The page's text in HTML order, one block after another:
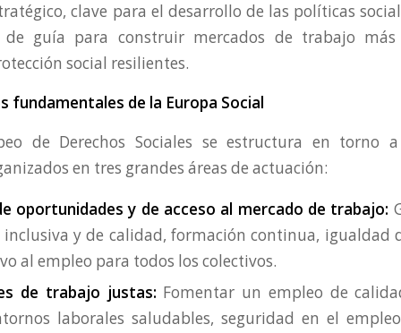
clave para el desarrollo de las políticas
de guía para construir mercados de trabajo
social resilientes.
fundamentales de la Europa Social
de Derechos Sociales se estructura en torno
en tres grandes áreas de actuación:
oportunidades y de acceso al mercado de trabajo:
inclusiva y de calidad, formación continua, igualdad
al empleo para todos los colectivos.
de trabajo justas: Fomentar un empleo de
laborales saludables, seguridad en el